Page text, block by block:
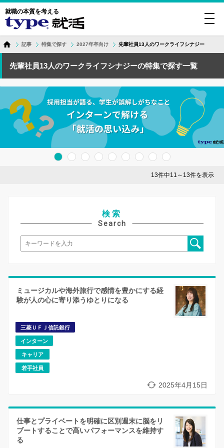
就職の本質を考える
記事 特集で探す 2027年卒向け 先輩社員13人のワークライフシナジー
先輩社員13人のワークライフシナジーの特集で探す一覧
13件中11～13件を表示
検索
Search
ミュージカルや海外旅行で感情を豊かにする経
験が人の心に寄り添うゆとりになる
三菱ＵＦＪ信託銀行
インターン
キャリア
若手社員
2025年4月15日
仕事とプライベートを明確に区別週末に脳をリ
ブートすることで高いパフォーマンスを維持す
る